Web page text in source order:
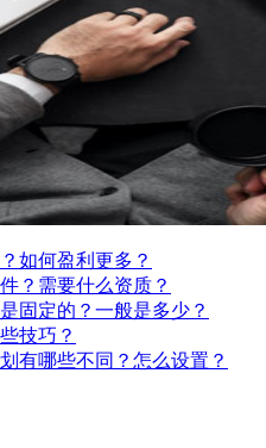
如何盈利更多？
？需要什么资质？
固定的？一般是多少？
技巧？
有哪些不同？怎么设置？